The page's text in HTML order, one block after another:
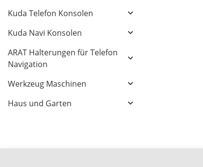
Kuda Telefon Konsolen
Kuda Navi Konsolen
ARAT Halterungen für Telefon
Navigation
Werkzeug Maschinen
Haus und Garten